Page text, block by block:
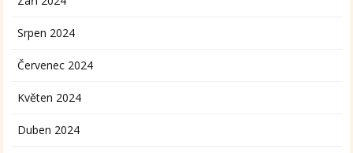
Srpen 2024
Červenec 2024
Květen 2024
Duben 2024